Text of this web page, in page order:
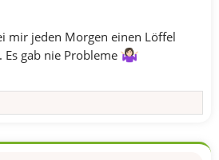
mir jeden Morgen einen Löffel
gab nie Probleme